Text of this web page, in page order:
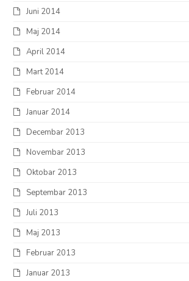
Juni 2014
Maj 2014
April 2014
Mart 2014
Februar 2014
Januar 2014
Decembar 2013
Novembar 2013
Oktobar 2013
Septembar 2013
Juli 2013
Maj 2013
Februar 2013
Januar 2013